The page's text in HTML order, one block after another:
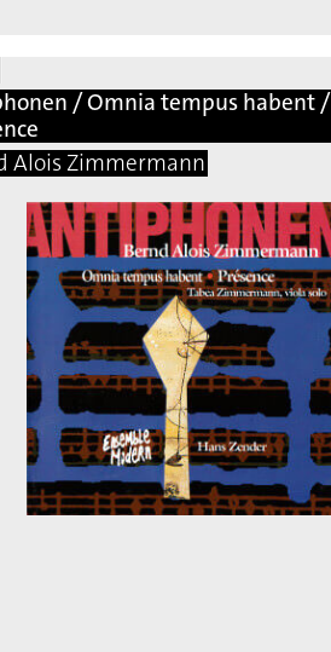
/ Omnia tempus habent /
Alois Zimmermann